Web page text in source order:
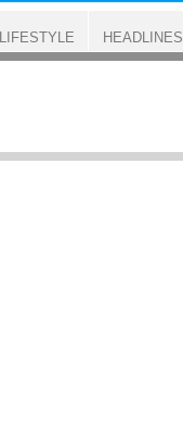
LIFESTYLE HEADLINES